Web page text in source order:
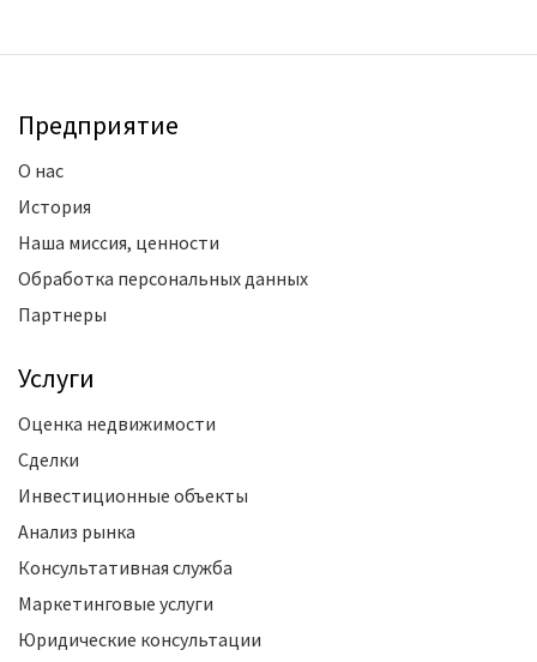
Предприятие
О нас
История
Наша миссия, ценности
Обработка персональных данных
Партнеры
Услуги
Оценка недвижимости
Сделки
Инвестиционные объекты
Анализ рынка
Консультативная служба
Маркетинговые услуги
Юридические консультации